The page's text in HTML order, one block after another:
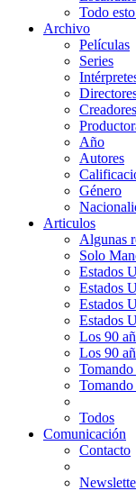
Todo
Archivo
Películas
Series
Creadores
Año
Autores
Género
Articulos
Algunas
Solo
Estados
Estados
Estados
Estados
Los 90
Los 90
Todos
Comunicación
Contacto